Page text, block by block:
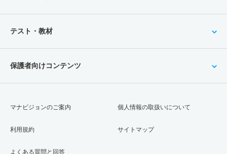
テスト・教材
保護者向けコンテンツ
マナビジョンのご案内
利用規約
よくある質問と回答
個人情報の取扱いについて
サイトマップ